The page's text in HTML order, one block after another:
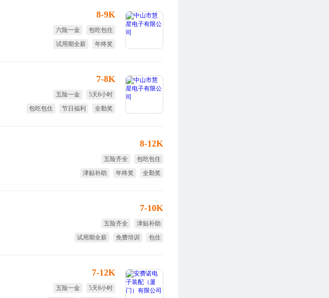
8-9K
六险一金
包吃包住
试用期全薪
年终奖
7-8K
五险一金
5天8小时
包吃包住
节日福利
全勤奖
8-12K
五险齐全
包吃包住
津贴补助
年终奖
全勤奖
7-10K
五险齐全
津贴补助
试用期全薪
免费培训 包住
7-12K
五险一金
5天8小时